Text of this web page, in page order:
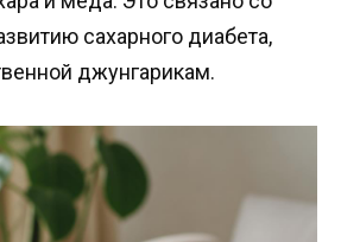
сахарного диабета,
джунгарикам.